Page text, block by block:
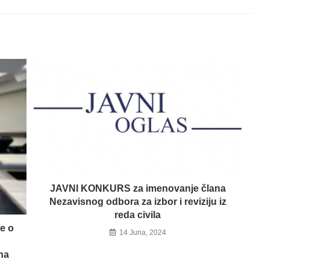
o
JAVNI KONKURS za imenovanje člana
Nezavisnog odbora za izbor i reviziju iz
reda civila
14 Juna, 2024